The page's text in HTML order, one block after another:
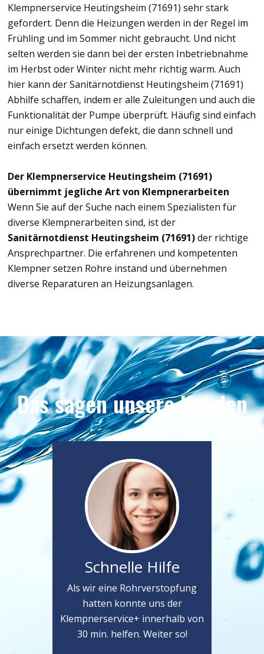
Klempnerservice Heutingsheim (71691) sehr stark
gefordert. Denn die Heizungen werden in der Regel im
Frühling und im Sommer nicht gebraucht. Und nicht
selten werden sie dann bei der ersten Inbetriebnahme
im Herbst oder Winter nicht mehr richtig warm. Auch
hier kann der Sanitärnotdienst Heutingsheim (71691)
Abhilfe schaffen, indem er alle Zuleitungen und auch die
Funktionalität der Pumpe überprüft. Häufig sind einfach
nur einige Dichtungen defekt, die dann schnell und
einfach ersetzt werden können.
Der Klempnerservice Heutingsheim (71691)
übernimmt jegliche Art von Klempnerarbeiten
Wenn Sie auf der Suche nach einem Spezialisten für
diverse Klempnerarbeiten sind, ist der
Sanitärnotdienst Heutingsheim (71691)der richtige
Ansprechpartner. Die erfahrenen und kompetenten
Klempner setzen Rohre instand und übernehmen
diverse Reparaturen an Heizungsanlagen.
Das sagen unsere Kunden
Schnelle Hilfe
Als wir eine Rohrverstopfung
hatten konnte uns der
Klempnerservice+ innerhalb von
30 min. helfen. Weiter so!